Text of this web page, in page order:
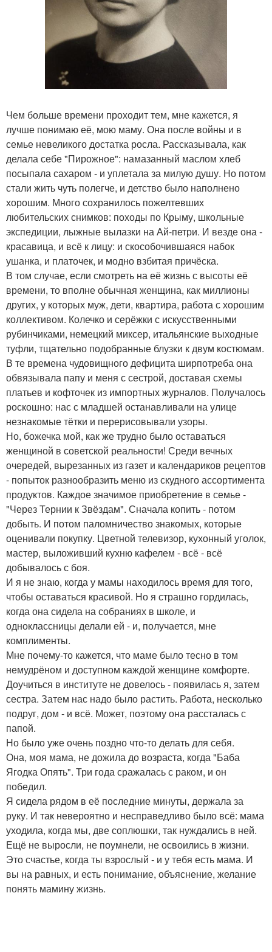
Чем больше времени проходит тем, мне кажется, я
лучше понимаю её, мою маму. Она после войны и в
семье невеликого достатка росла. Рассказывала, как
делала себе "Пирожное": намазанный маслом хлеб
посыпала сахаром - и уплетала за милую душу. Но потом
стали жить чуть полегче, и детство было наполнено
хорошим. Много сохранилось пожелтевших
любительских снимков: походы по Крыму, школьные
экспедиции, лыжные вылазки на Ай-петри. И везде она -
красавица, и всё к лицу: и скособочившаяся набок
ушанка, и платочек, и модно взбитая причёска.
В том случае, если смотреть на её жизнь с высоты её
времени, то вполне обычная женщина, как миллионы
других, у которых муж, дети, квартира, работа с хорошим
коллективом. Колечко и серёжки с искусственными
рубинчиками, немецкий миксер, итальянские выходные
туфли, тщательно подобранные блузки к двум костюмам.
В те времена чудовищного дефицита ширпотреба она
обвязывала папу и меня с сестрой, доставая схемы
платьев и кофточек из импортных журналов. Получалось
роскошно: нас с младшей останавливали на улице
незнакомые тётки и перерисовывали узоры.
Но, божечка мой, как же трудно было оставаться
женщиной в советской реальности! Среди вечных
очередей, вырезанных из газет и календариков рецептов
- попыток разнообразить меню из скудного ассортимента
продуктов. Каждое значимое приобретение в семье -
"Через Тернии к Звёздам". Сначала копить - потом
добыть. И потом паломничество знакомых, которые
оценивали покупку. Цветной телевизор, кухонный уголок,
мастер, выложивший кухню кафелем - всё - всё
добывалось с боя.
И я не знаю, когда у мамы находилось время для того,
чтобы оставаться красивой. Но я страшно гордилась,
когда она сидела на собраниях в школе, и
одноклассницы делали ей - и, получается, мне
комплименты.
Мне почему-то кажется, что маме было тесно в том
немудрёном и доступном каждой женщине комфорте.
Доучиться в институте не довелось - появилась я, затем
сестра. Затем нас надо было растить. Работа, несколько
подруг, дом - и всё. Может, поэтому она рассталась с
папой.
Но было уже очень поздно что-то делать для себя.
Она, моя мама, не дожила до возраста, когда "Баба
Ягодка Опять". Три года сражалась с раком, и он
победил.
Я сидела рядом в её последние минуты, держала за
руку. И так невероятно и несправедливо было всё: мама
уходила, когда мы, две соплюшки, так нуждались в ней.
Ещё не выросли, не поумнели, не освоились в жизни.
Это счастье, когда ты взрослый - и у тебя есть мама. И
вы на равных, и есть понимание, объяснение, желание
понять мамину жизнь.